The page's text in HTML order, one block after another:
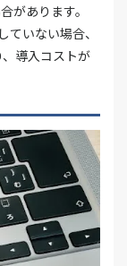
があります。
いない場合、
導入コストが